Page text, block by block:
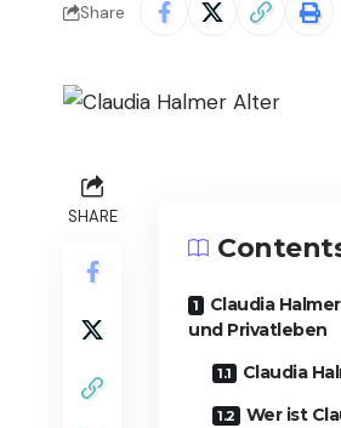
Share
SHARE
Claudia
und Privatleben
Claudia
Wer ist